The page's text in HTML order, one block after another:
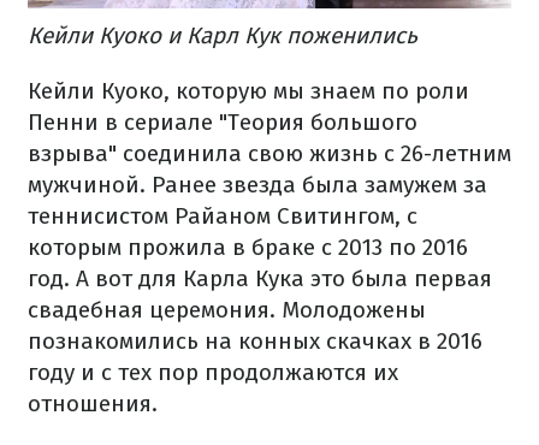
Кейли Куоко и Карл Кук поженились
Кейли Куоко, которую мы знаем по роли
Пенни в сериале "Теория большого
взрыва" соединила свою жизнь с 26-летним
мужчиной. Ранее звезда была замужем за
теннисистом Райаном Свитингом, с
которым прожила в браке с 2013 по 2016
год. А вот для Карла Кука это была первая
свадебная церемония. Молодожены
познакомились на конных скачках в 2016
году и с тех пор продолжаются их
отношения.